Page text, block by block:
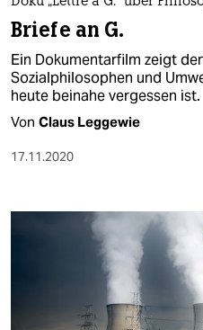
Briefe an G.
Ein Dokumentarfilm zeigt
Sozialphilosophen und
heute beinahe vergessen ist.
Von Claus Leggewie
17.11.2020